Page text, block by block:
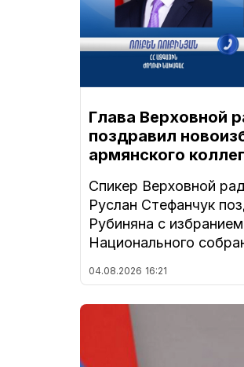
Глава Верховной
поздравил
армянского
Спикер Верховной
Руслан Стефанчук
Рубиняна с
Национального
04.08.2026 16:21